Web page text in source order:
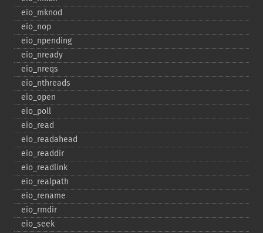
eio_​mknod
eio_​nop
eio_​npending
eio_​nready
eio_​nreqs
eio_​nthreads
eio_​open
eio_​poll
eio_​read
eio_​readahead
eio_​readdir
eio_​readlink
eio_​realpath
eio_​rename
eio_​rmdir
eio_​seek